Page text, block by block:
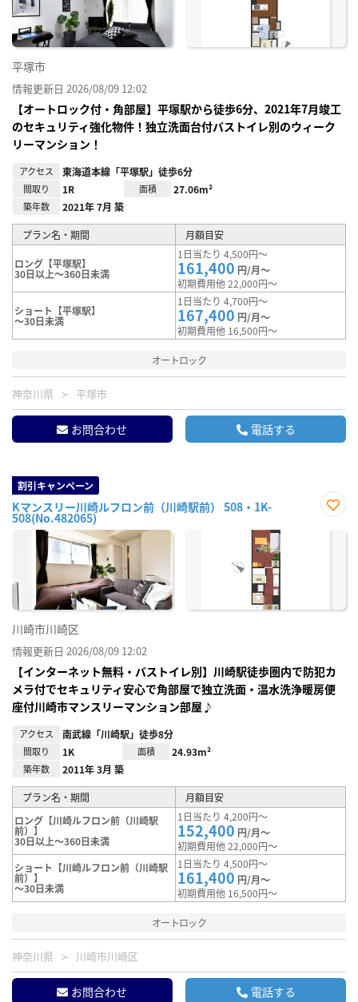
平塚市
情報更新日 2026/08/09 12:02
【オートロック付・角部屋】平塚駅から徒歩6分、2021年7月竣工
のセキュリティ強化物件！独立洗面台付バストイレ別のウィーク
リーマンション！
アクセス 東海道本線「平塚駅」徒歩6分
間取り 1R 面積 27.06m²
築年数 2021年 7月 築
プラン名・期間 月額目安
ロング【平塚駅】
30日以上～360日未満
1日当たり 4,500円～
161,400 円/月～
初期費用他 22,000円～
ショート【平塚駅】
～30日未満
1日当たり 4,700円～
167,400 円/月～
初期費用他 16,500円～
オートロック
神奈川県 平塚市
お問合わせ 電話する
割引キャンペーン
Kマンスリー川崎ルフロン前（川崎駅前） 508・1K-
508(No.482065)
に入
川崎市川崎区
情報更新日 2026/08/09 12:02
【インターネット無料・バストイレ別】川崎駅徒歩圏内で防犯カ
メラ付でセキュリティ安心で角部屋で独立洗面・温水洗浄暖房便
座付川崎市マンスリーマンション部屋♪
アクセス 南武線「川崎駅」徒歩8分
間取り 1K 面積 24.93m²
築年数 2011年 3月 築
プラン名・期間
月額目安
ロング【川崎ルフロン前（川崎駅
前）】
30日以上～360日未満
1日当たり 4,200円～
152,400 円/月～
初期費用他 22,000円～
ショート【川崎ルフロン前（川崎駅
前）】
～30日未満
1日当たり 4,500円～
161,400 円/月～
初期費用他 16,500円～
オートロック
神奈川県 川崎市川崎区
お問合わせ 電話する